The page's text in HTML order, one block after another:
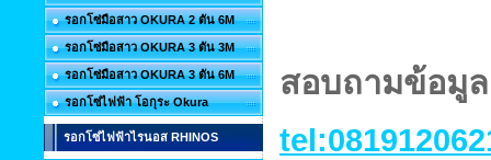
รอกโซ่มือสาว OKURA 2 ตัน 6M
รอกโซ่มือสาว OKURA 3 ตัน 3M
รอกโซ่มือสาว OKURA 3 ตัน 6M
รอกโซ่ไฟฟ้า โอกุระ Okura
รอกโซ่ไฟฟ้าไรนอส RHINOS
สอบถามข้อมูล